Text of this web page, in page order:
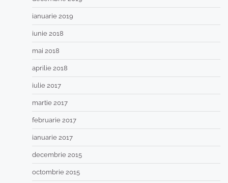
ianuarie 2019
iunie 2018
mai 2018
aprilie 2018
iulie 2017
martie 2017
februarie 2017
ianuarie 2017
decembrie 2015
octombrie 2015